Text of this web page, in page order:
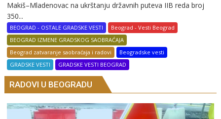
Makiš–Mladenovac na ukrštanju državnih puteva IIB reda broj
350...
BEOGRAD - OSTALE GRADSKE VESTI
Beograd - Vesti Beograd
BEOGRAD IZMENE GRADSKOG SAOBRAĆAJA
Beograd zatvaranje saobraćaja i radovi
Beogradske vesti
GRADSKE VESTI
GRADSKE VESTI BEOGRAD
RADOVI U BEOGRADU